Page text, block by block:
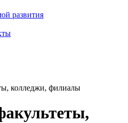
развития
колледжи, филиалы